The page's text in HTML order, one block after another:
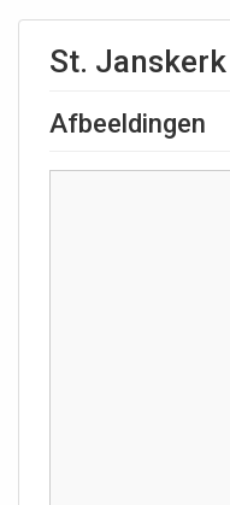
St. Janskerk
Afbeeldingen